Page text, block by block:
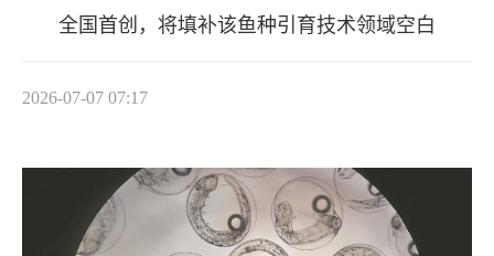
全国首创，将填补该鱼种引育技术领域空白
2026-07-07 07:17